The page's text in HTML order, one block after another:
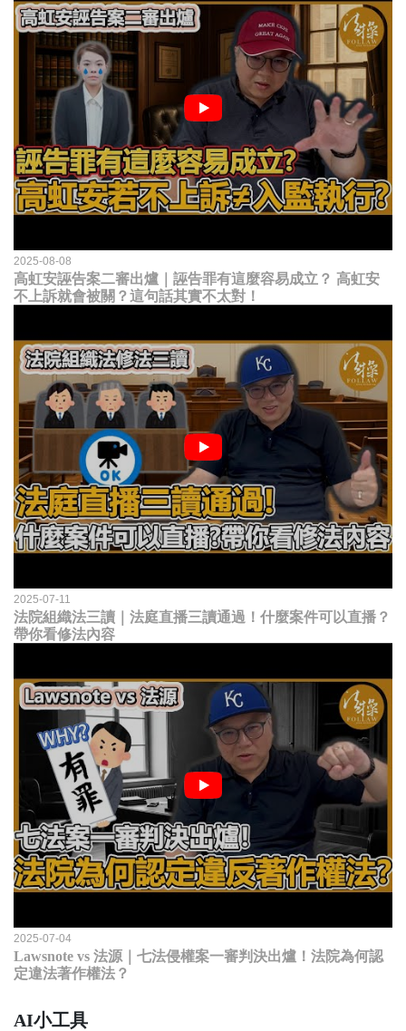
2025-08-08
高虹安誣告案二審出爐｜誣告罪有這麼容易成立？ 高虹安
不上訴就會被關？這句話其實不太對！
2025-07-11
法院組織法三讀｜法庭直播三讀通過！什麼案件可以直播？
帶你看修法內容
2025-07-04
Lawsnote vs 法源｜七法侵權案一審判決出爐！法院為何認
定違法著作權法？
AI小工具